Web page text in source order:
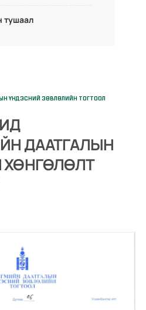
тушаал
ҮНДЭСНИЙ ЗӨВЛӨЛИЙН ТОГТООЛ
ДААТГАЛЫН